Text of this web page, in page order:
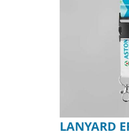
LANYARD